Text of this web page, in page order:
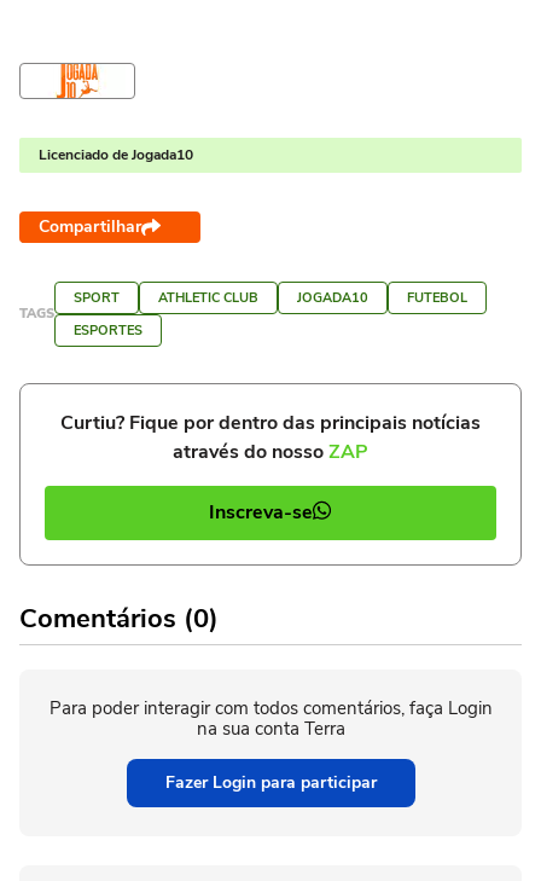
Licenciado de Jogada10
Compartilhar
TAGS
SPORT ATHLETIC CLUB JOGADA10
FUTEBOL
ESPORTES
Curtiu? Fique por dentro das principais notícias
através do nossoZAP
Inscreva-se
Comentários (0)
Para poder interagir com todos comentários, faça Login
na sua conta Terra
Fazer Login para participar